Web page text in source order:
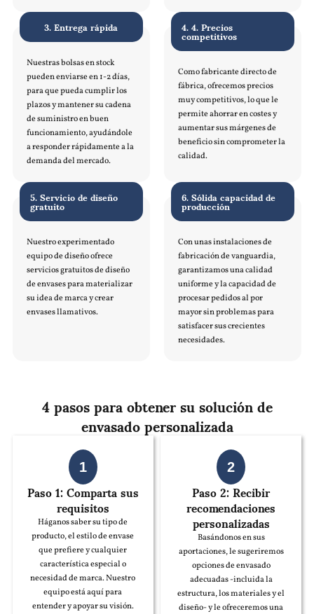
3. Entrega rápida
Nuestras bolsas en stock
pueden enviarse en 1-2 días,
para que pueda cumplir los
plazos y mantener su cadena
de suministro en buen
funcionamiento, ayudándole
a responder rápidamente a la
demanda del mercado.
4. 4. Precios
competitivos
Como fabricante directo de
fábrica, ofrecemos precios
muy competitivos, lo que le
permite ahorrar en costes y
aumentar sus márgenes de
beneficio sin comprometer la
calidad.
5. Servicio de diseño
gratuito
Nuestro experimentado
equipo de diseño ofrece
servicios gratuitos de diseño
de envases para materializar
su idea de marca y crear
envases llamativos.
6. Sólida capacidad de
producción
Con unas instalaciones de
fabricación de vanguardia,
garantizamos una calidad
uniforme y la capacidad de
procesar pedidos al por
mayor sin problemas para
satisfacer sus crecientes
necesidades.
4 pasos para obtener su solución de
envasado personalizada
1
Paso 1: Comparta sus
requisitos
Háganos saber su tipo de
producto, el estilo de envase
que prefiere y cualquier
característica especial o
necesidad de marca. Nuestro
equipo está aquí para
entender y apoyar su visión.
2
Paso 2: Recibir
recomendaciones
personalizadas
Basándonos en sus
aportaciones, le sugeriremos
opciones de envasado
adecuadas -incluida la
estructura, los materiales y el
diseño- y le ofreceremos una